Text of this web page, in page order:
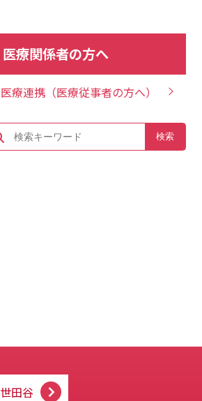
医療関係者の方へ
医療連携（医療従事者の方へ）
世田谷